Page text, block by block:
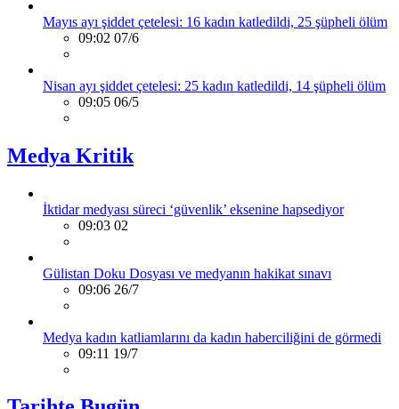
Mayıs ayı şiddet çetelesi: 16 kadın katledildi, 25 şüpheli ölüm
09:02 07/6
Nisan ayı şiddet çetelesi: 25 kadın katledildi, 14 şüpheli ölüm
09:05 06/5
Medya Kritik
İktidar medyası süreci ‘güvenlik’ eksenine hapsediyor
09:03 02
Gülistan Doku Dosyası ve medyanın hakikat sınavı
09:06 26/7
Medya kadın katliamlarını da kadın haberciliğini de görmedi
09:11 19/7